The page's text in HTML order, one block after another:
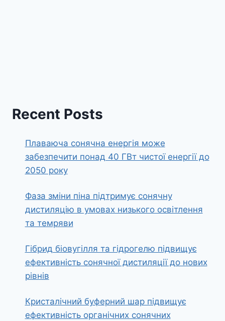
Recent Posts
Плаваюча сонячна енергія може
забезпечити понад 40 ГВт чистої енергії до
2050 року
Фаза зміни піна підтримує сонячну
дистиляцію в умовах низького освітлення
та темряви
Гібрид біовугілля та гідрогелю підвищує
ефективність сонячної дистиляції до нових
рівнів
Кристалічний буферний шар підвищує
ефективність органічних сонячних